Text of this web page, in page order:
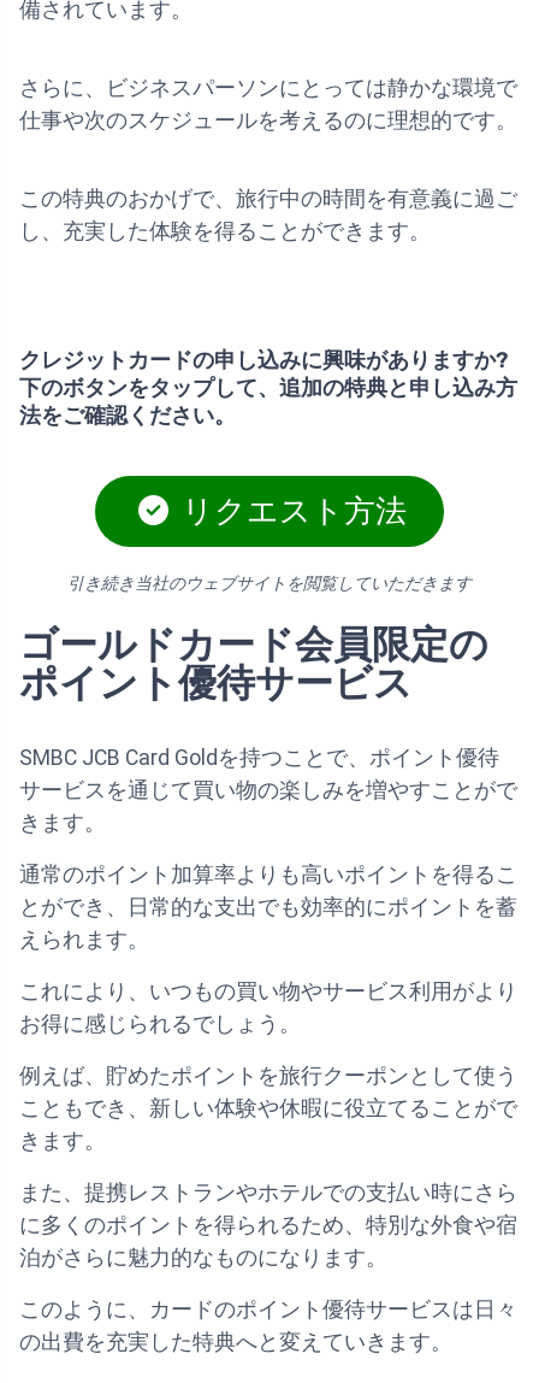
備されています。
さらに、ビジネスパーソンにとっては静かな環境で
仕事や次のスケジュールを考えるのに理想的です。
この特典のおかげで、旅行中の時間を有意義に過ご
し、充実した体験を得ることができます。
クレジットカードの申し込みに興味がありますか?
下のボタンをタップして、追加の特典と申し込み方
法をご確認ください。
リクエスト方法
引き続き当社のウェブサイトを閲覧していただきます
ゴールドカード会員限定の
ポイント優待サービス
SMBC JCB Card Goldを持つことで、ポイント優待
サービスを通じて買い物の楽しみを増やすことがで
きます。
通常のポイント加算率よりも高いポイントを得るこ
とができ、日常的な支出でも効率的にポイントを蓄
えられます。
これにより、いつもの買い物やサービス利用がより
お得に感じられるでしょう。
例えば、貯めたポイントを旅行クーポンとして使う
こともでき、新しい体験や休暇に役立てることがで
きます。
また、提携レストランやホテルでの支払い時にさら
に多くのポイントを得られるため、特別な外食や宿
泊がさらに魅力的なものになります。
このように、カードのポイント優待サービスは日々
の出費を充実した特典へと変えていきます。